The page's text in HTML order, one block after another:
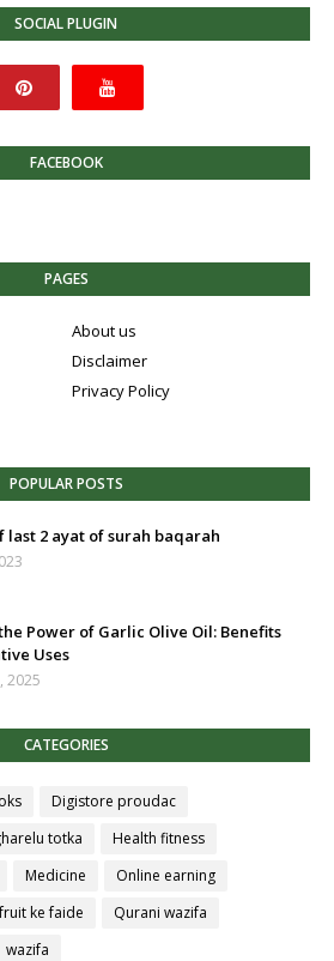
SOCIAL PLUGIN
FACEBOOK
PAGES
About us
Disclaimer
Privacy Policy
POPULAR POSTS
last 2 ayat of surah baqarah
Power of Garlic Olive Oil: Benefits
Uses
2025
CATEGORIES
Digistore proudac
totka
Health fitness
Medicine
Online earning
ke faide
Qurani wazifa
wazifa